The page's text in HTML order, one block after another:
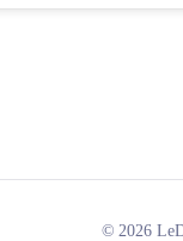
© 2026